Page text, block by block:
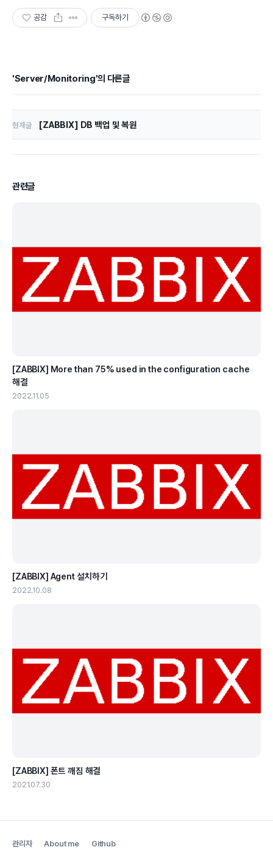
공감 구독하기
'Server/Monitoring'의 다른글
현재글 [ZABBIX] DB 백업 및 복원
관련글
[ZABBIX] More than 75% used in the configuration cache
해결
2022.11.05
[ZABBIX] Agent 설치하기
2022.10.08
[ZABBIX] 폰트 깨짐 해결
2021.07.30
관리자 About me Github